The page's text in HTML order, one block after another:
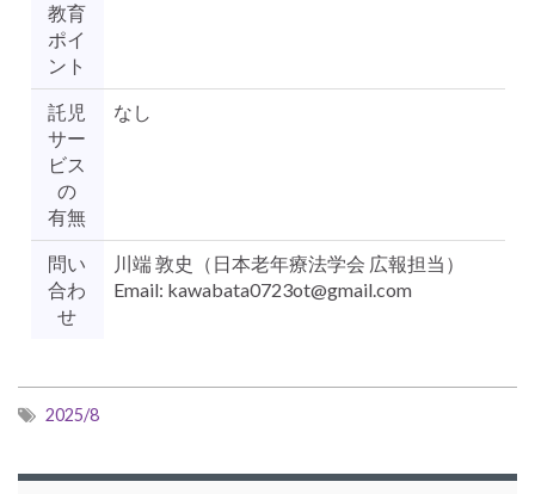
教育
ポイ
ント
託児
サー
ビス
の
有無
なし
問い
合わ
せ
川端 敦史（日本老年療法学会 広報担当）
Email: kawabata0723ot@gmail.com
2025/8